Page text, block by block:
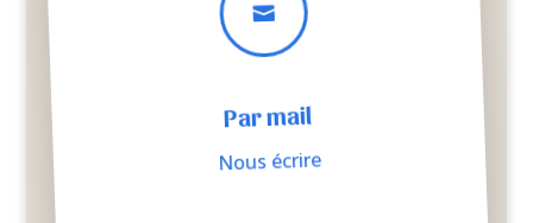

Par mail
Nous écrire